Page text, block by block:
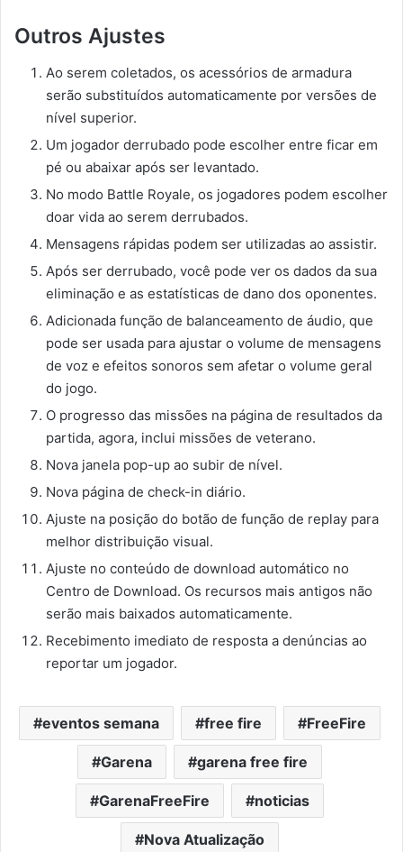
Outros Ajustes
Ao serem coletados, os acessórios de armadura
serão substituídos automaticamente por versões de
nível superior.
Um jogador derrubado pode escolher entre ficar em
pé ou abaixar após ser levantado.
No modo Battle Royale, os jogadores podem escolher
doar vida ao serem derrubados.
Mensagens rápidas podem ser utilizadas ao assistir.
Após ser derrubado, você pode ver os dados da sua
eliminação e as estatísticas de dano dos oponentes.
Adicionada função de balanceamento de áudio, que
pode ser usada para ajustar o volume de mensagens
de voz e efeitos sonoros sem afetar o volume geral
do jogo.
O progresso das missões na página de resultados da
partida, agora, inclui missões de veterano.
Nova janela pop-up ao subir de nível.
Nova página de check-in diário.
Ajuste na posição do botão de função de replay para
melhor distribuição visual.
Ajuste no conteúdo de download automático no
Centro de Download. Os recursos mais antigos não
serão mais baixados automaticamente.
Recebimento imediato de resposta a denúncias ao
reportar um jogador.
eventos semana free fire FreeFire
Garena garena free fire
GarenaFreeFire noticias
Nova Atualização